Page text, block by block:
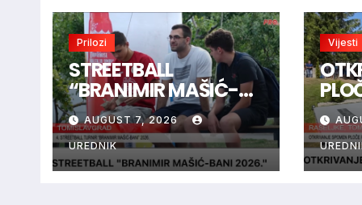
Prilozi
STREETBALL
“BRANIMIR MAŠIĆ-
BANI 2026.”
AUGUST 7, 2026
UREDNIK
Vijesti